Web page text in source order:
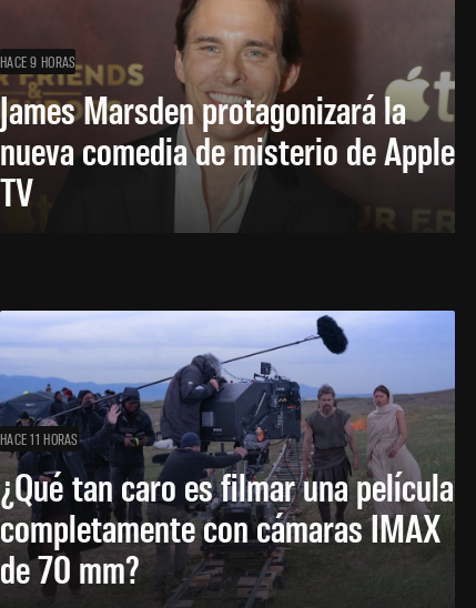
HACE 9 HORAS
James Marsden protagonizará la
nueva comedia de misterio de Apple
TV
HACE 11 HORAS
¿Qué tan caro es filmar una película
completamente con cámaras IMAX
de 70 mm?